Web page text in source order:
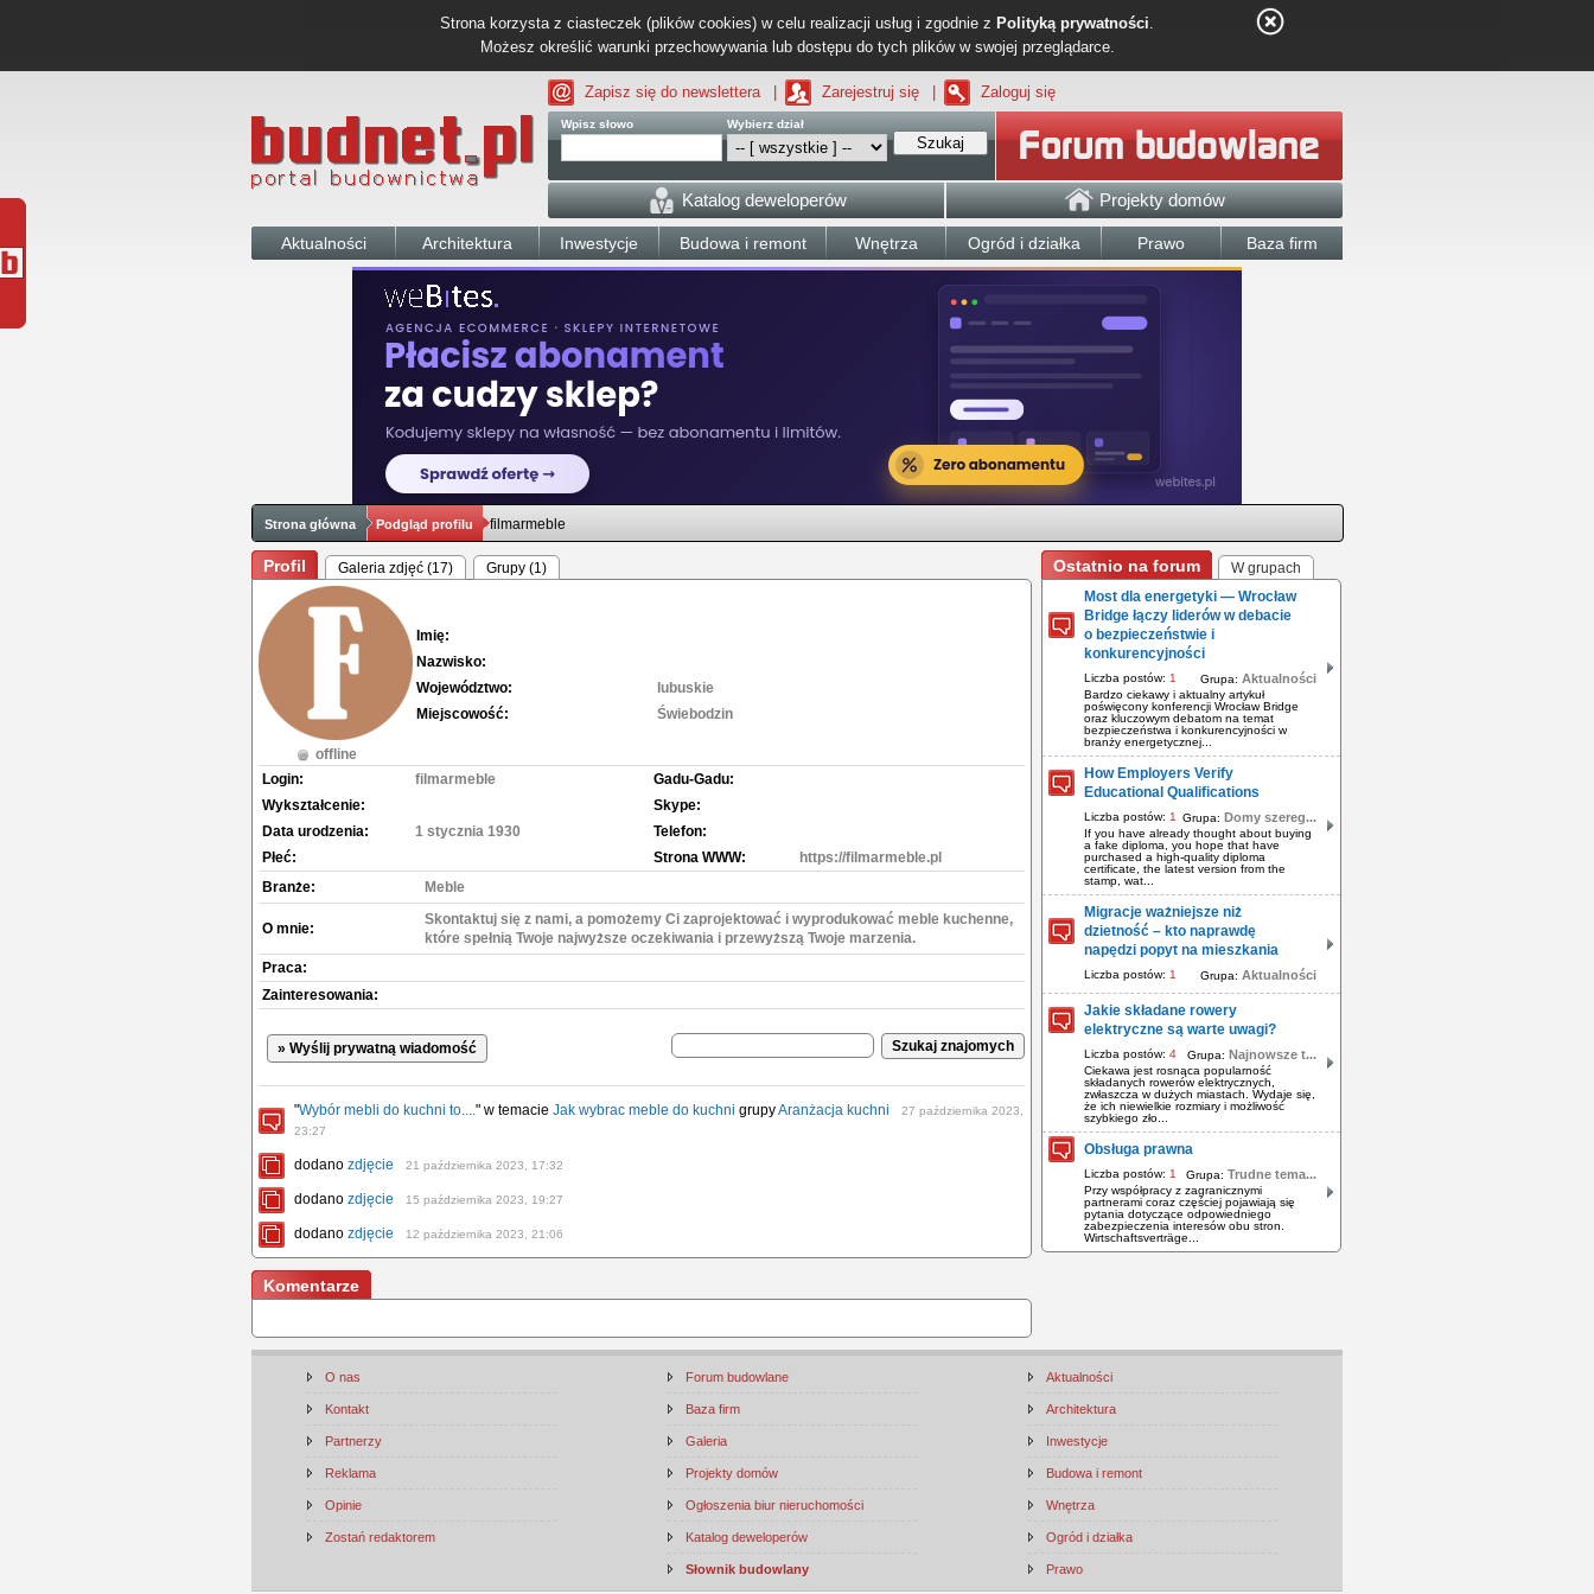
Strona korzysta z ciasteczek (plików cookies) w celu realizacji usług i zgodnie z Polityką prywatności.
Możesz określić warunki przechowywania lub dostępu do tych plików w swojej przeglądarce.
Zapisz się do newslettera Zarejestruj się Zaloguj się
Wpisz słowo Wybierz dział
Szukaj
Katalog deweloperów Projekty domów
Aktualności Architektura Inwestycje Budowa i remont Wnętrza Ogród i działka Prawo Baza firm
Strona główna Podgląd profilu filmarmeble
Profil Galeria zdjęć (17) Grupy (1)
offline
Imię:
Nazwisko:
Województwo:
lubuskie
Miejscowość:
Świebodzin
Login:
filmarmeble
Wykształcenie:
Data urodzenia:
1 stycznia 1930
Płeć:
Gadu-Gadu:
Skype:
Telefon:
Strona WWW:
https://filmarmeble.pl
Branże:
Meble
O mnie:
Skontaktuj się z nami, a pomożemy Ci zaprojektować i wyprodukować meble kuchenne,
które spełnią Twoje najwyższe oczekiwania i przewyższą Twoje marzenia.
Praca:
Zainteresowania:
» Wyślij prywatną wiadomość
"Wybór mebli do kuchni to...." w temacie Jak wybrac meble do kuchni grupyAranżacja kuchni
27 października 2023,
23:27
dodano zdjęcie 21 października 2023, 17:32
dodano zdjęcie 15 października 2023, 19:27
dodano zdjęcie 12 października 2023, 21:06
Komentarze
Ostatnio na forum
W grupach
Most dla energetyki — Wrocław
Bridge łączy liderów w debacie
o bezpieczeństwie i
konkurencyjności
Liczba postów: 1 Grupa: Aktualności
Bardzo ciekawy i aktualny artykuł
poświęcony konferencji Wrocław Bridge
oraz kluczowym debatom na temat
bezpieczeństwa i konkurencyjności w
branży energetycznej...
How Employers Verify
Educational Qualifications
Liczba postów: 1 Grupa: Domy szereg...
If you have already thought about buying
a fake diploma, you hope that have
purchased a high-quality diploma
certificate, the latest version from the
stamp, wat...
Migracje ważniejsze niż
dzietność – kto naprawdę
napędzi popyt na mieszkania
Liczba postów: 1 Grupa: Aktualności
Jakie składane rowery
elektryczne są warte uwagi?
Liczba postów: 4 Grupa: Najnowsze t...
Ciekawa jest rosnąca popularność
składanych rowerów elektrycznych,
zwłaszcza w dużych miastach. Wydaje się,
że ich niewielkie rozmiary i możliwość
szybkiego zło...
Obsługa prawna
Liczba postów: 1 Grupa: Trudne tema...
Przy współpracy z zagranicznymi
partnerami coraz częściej pojawiają się
pytania dotyczące odpowiedniego
zabezpieczenia interesów obu stron.
Wirtschaftsverträge...
O nas
Kontakt
Partnerzy
Reklama
Opinie
Zostań redaktorem
Forum budowlane
Baza firm
Galeria
Projekty domów
Ogłoszenia biur nieruchomości
Katalog deweloperów
Słownik budowlany
Aktualności
Architektura
Inwestycje
Budowa i remont
Wnętrza
Ogród i działka
Prawo